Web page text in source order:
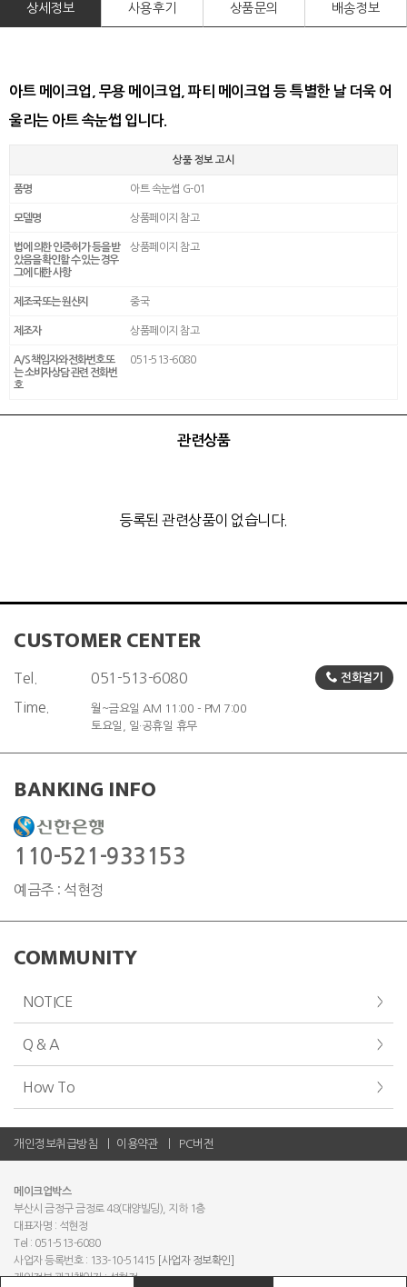
상세정보 사용후기 상품문의 배송정보
아트 메이크업, 무용 메이크업, 파티 메이크업 등 특별한 날 더욱 어
울리는 아트 속눈썹 입니다.
상품 정보 고시
품명 아트 속눈썹 G-01
모델명 상품페이지 참고
법에 의한 인증·허가 등을 받
았음을 확인할 수 있는 경우
그에 대한 사항
상품페이지 참고
제조국 또는 원산지 중국
제조자 상품페이지 참고
A/S 책임자와 전화번호 또
는 소비자상담 관련 전화번
호
051-513-6080
관련상품
등록된 관련상품이 없습니다.
CUSTOMER CENTER
Tel. 051-513-6080 전화걸기
Time.
월~금요일 AM 11:00 - PM 7:00
토요일, 일·공휴일 휴무
BANKING INFO
110-521-933153
예금주 : 석현정
COMMUNITY
NOTICE
Q & A
How To
개인정보취급방침 이용약관 PC버전
메이크업박스
부산시 금정구 금정로 48(대양빌딩), 지하 1층
대표자명 : 석현정
Tel : 051-513-6080
사업자 등록번호 : 133-10-51415
[사업자 정보확인]
개인정보 관리책임자 : 석현정